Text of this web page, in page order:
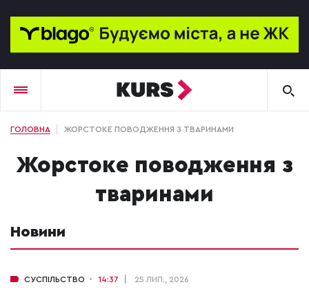
ГОЛОВНА ЖОРСТОКЕ ПОВОДЖЕННЯ З ТВАРИНАМИ
жорстоке поводження з
тваринами
Новини
СУСПІЛЬСТВО 14:37 25 ЛИП., 2026